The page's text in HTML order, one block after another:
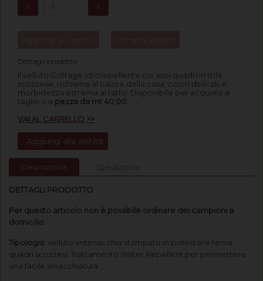
Dettagli prodotto
Il velluto Cottage idrorepellente coi suoi quadri in stile
scozzese, richiama al calore della casa; colori delicati e
morbidezza estrema al tatto. Disponibile per acquisto a
taglio o a pezza da mt 40,00.
VAI AL CARRELLO >>
Aggiungi alla wishlist
Descrizione Spedizione
DETTAGLI PRODOTTO
Per questo articolo non è possibile ordinare dei campioni a
domicilio
Tipologia: velluto antimacchia stampato in poliestere tema
quadri scozzesi. Trattamento Water Repellent per permettere
una facile smacchiatura